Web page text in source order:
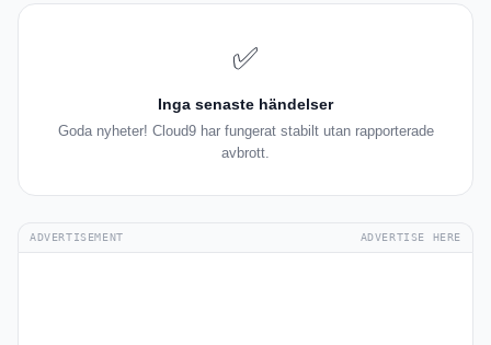
✅
Inga senaste händelser
Goda nyheter! Cloud9 har fungerat stabilt utan rapporterade
avbrott.
ADVERTISEMENT ADVERTISE HERE